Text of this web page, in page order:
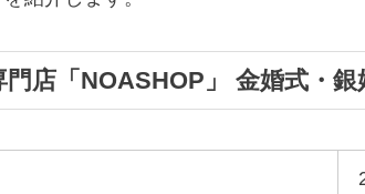
門店「NOASHOP」 金婚式・